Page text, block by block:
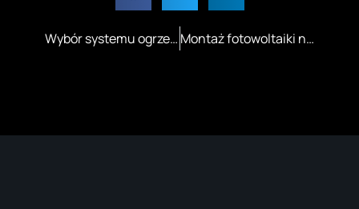
Wybór systemu ogrzewania pelletem – kluczowe porady Montaż fotowoltaiki na terenach wiejskich w Białymstoku